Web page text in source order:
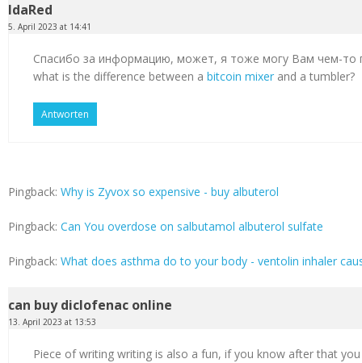
IdaRed
5. April 2023 at 14:41
Спасибо за информацию, может, я тоже могу Вам чем-то
what is the difference between a bitcoin mixer and a tumbler?
Antworten
Pingback: Why is Zyvox so expensive - buy albuterol
Pingback: Can You overdose on salbutamol albuterol sulfate
Pingback: What does asthma do to your body - ventolin inhaler
can buy diclofenac online
13. April 2023 at 13:53
Piece of writing writing is also a fun, if you know after that